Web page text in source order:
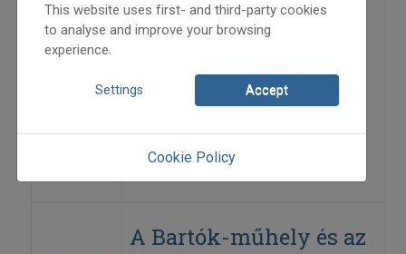
A bartóki út és a táncházmozgalom
Kelemen László
=>
A Bartók-műhely és az
This website uses first- and third-party cookies
to analyse and improve your browsing
experience.
Settings Accept
Cookie Policy